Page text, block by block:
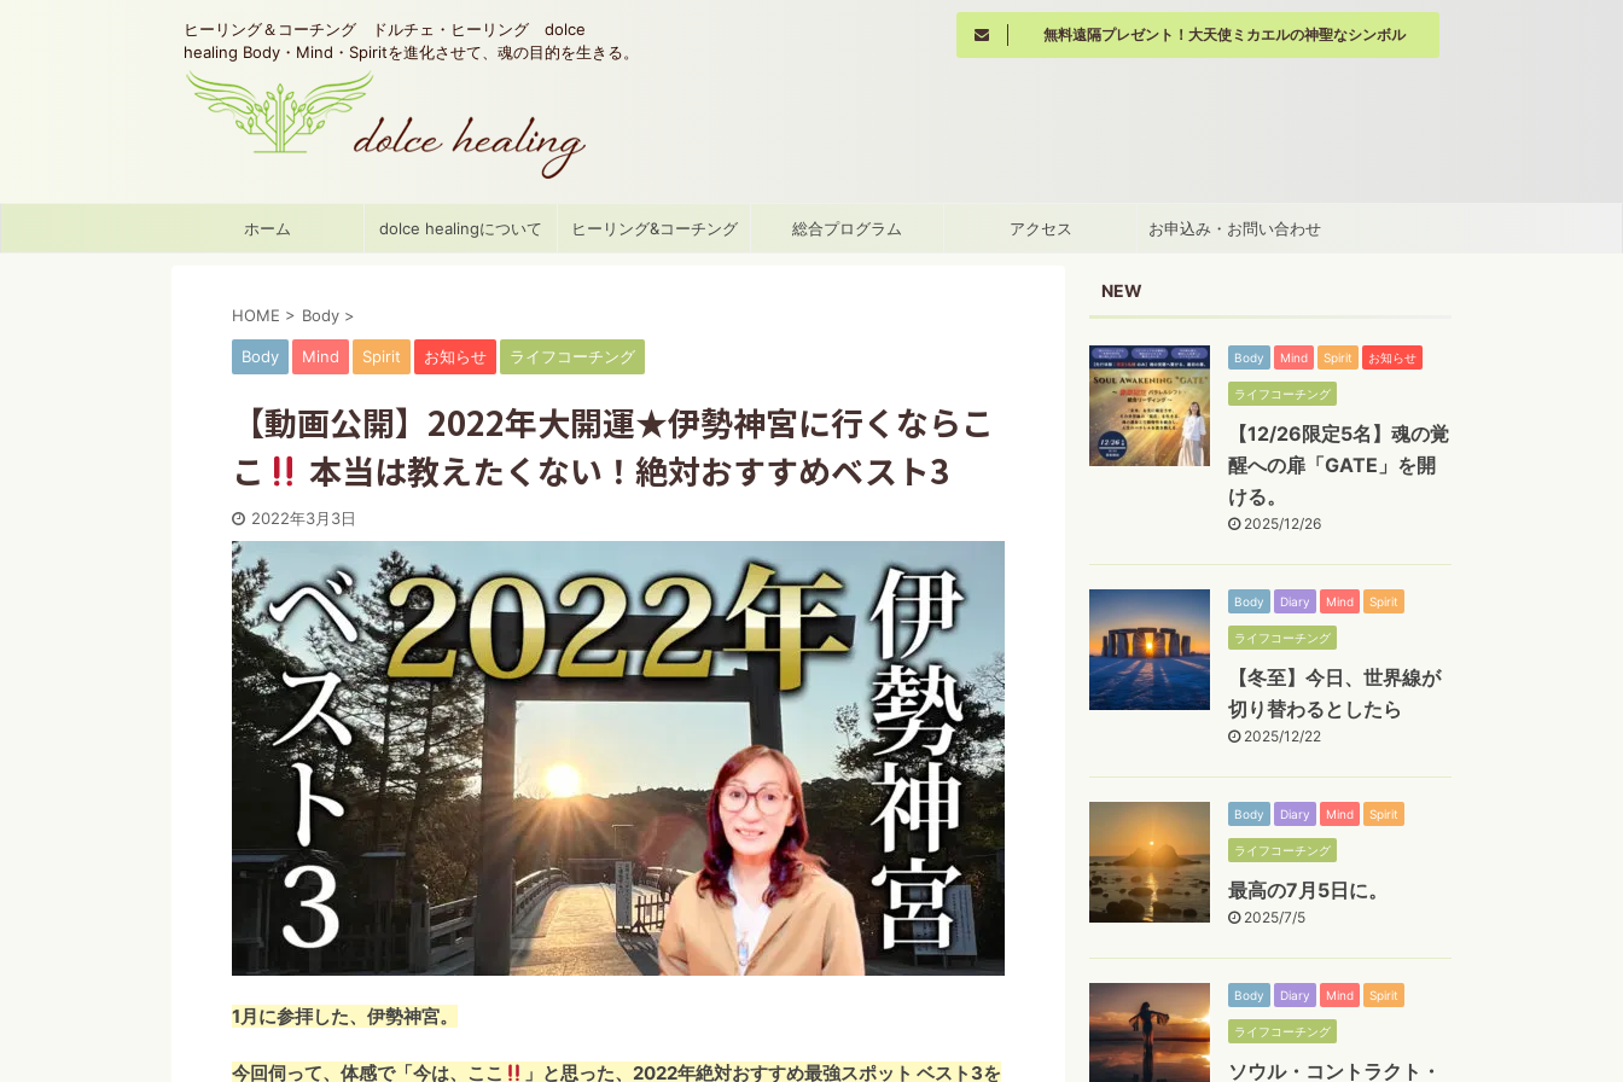
ヒーリング＆コーチング ドルチェ・ヒーリング dolce
healing Body・Mind・Spiritを進化させて、魂の目的を生きる。
無料遠隔プレゼント！大天使ミカエルの神聖なシンボル
ホーム dolce healingについて ヒーリング&コーチング 総合プログラム アクセス お申込み・お問い合わせ
HOME > Body >
Body Mind Spirit お知らせ ライフコーチング
【動画公開】2022年大開運★伊勢神宮に行くならこ
こ
本当は教えたくない！絶対おすすめベスト3
2022年3月3日
1月に参拝した、伊勢神宮。
今回伺って、体感で「今は、ここ
」と思った、2022年絶対おすすめ最強スポット ベスト3を
NEW
Body Mind Spirit お知らせ
ライフコーチング
【12/26限定5名】魂の覚
醒への扉「GATE」を開
ける。
2025/12/26
Body Diary Mind Spirit
ライフコーチング
【冬至】今日、世界線が
切り替わるとしたら
2025/12/22
Body Diary Mind Spirit
ライフコーチング
最高の7月5日に。
2025/7/5
Body Diary Mind Spirit
ライフコーチング
ソウル・コントラクト・